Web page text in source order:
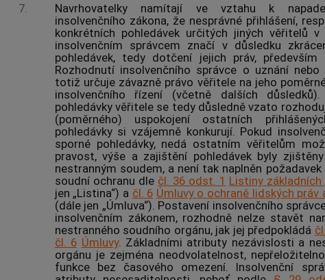
7.
Navrhovatelky namítají ve vztahu k
insolvenčního zákona, že nesprávné přihlášení,
konkrétních pohledávek určitých jiných věřitelů v
insolvenčním správcem značí v důsledku
pohledávek, tedy dotčení jejich práv, především
Rozhodnutí insolvenčního správce o uznání nebo
totiž určuje závazně právo věřitele na jeho
insolvenčního řízení (včetně dalších
pohledávky věřitele se tedy důsledně vzato
(poměrného) uspokojení ostatních
pohledávky si vzájemně konkurují. Pokud
sporné pohledávky, nedá ostatním věřitelům
pravost, výše a zajištění pohledávek byly
nestranným soudem, a není tak naplněn
soudní ochranu dle čl. 36 odst. 1 Listiny
jen „Listina“) a čl. 6 Úmluvy o ochraně lidských práv
(dále jen „Úmluva“). Postavení insolvenčního
insolvenčním zákonem, rozhodně nelze stavět
nestranného soudního orgánu, jak jej předpokládá
čl. 6 Úmluvy. Základními atributy nezávislosti a
orgánu je zejména neodvolatelnost,
funkce bez časového omezení. Insolvenční